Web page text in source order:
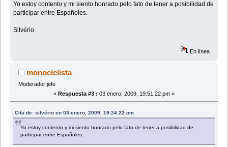
Yo estoy contento y mi siento honrado pelo fato de tener a posibilidad de
participar entre Españoles.
Silvério
En línea
monociclista
Moderador jefe
« Respuesta #3 : 03 enero, 2009, 19:51:22 pm »
Cita de: silvério en 03 enero, 2009, 19:24:22 pm
Yo estoy contento y mi siento honrado pelo fato de tener a posibilidad de
participar entre Españoles.